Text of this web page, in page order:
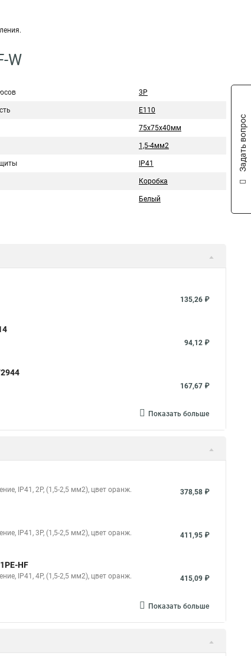
W
3P
E110
75х75х40мм
1,5-4мм2
IP41
Коробка
Белый
135,26 ₽
94,12 ₽
167,67 ₽
Показать больше
IP41, 2P, (1,5-2,5 мм2), цвет оранж.
378,58 ₽
IP41, 3P, (1,5-2,5 мм2), цвет оранж.
411,95 ₽
HF
IP41, 4P, (1,5-2,5 мм2), цвет оранж.
415,09 ₽
Показать больше
Задать вопрос